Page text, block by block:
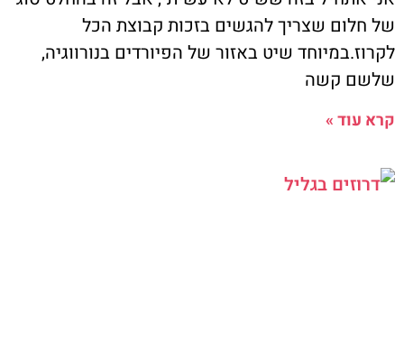
של חלום שצריך להגשים בזכות קבוצת הכל
לקרוז.במיוחד שיט באזור של הפיורדים בנורווגיה,
שלשם קשה
קרא עוד »